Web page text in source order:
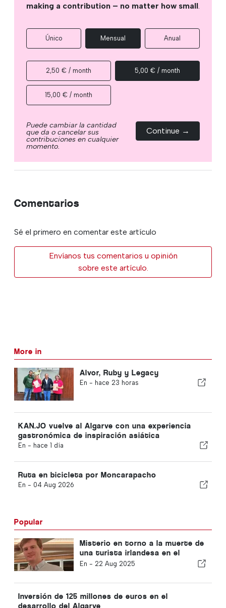
making a contribution – no matter how small.
Único Mensual Anual
2,50 € / month 5,00 € / month
15,00 € / month
Puede cambiar la cantidad
que da o cancelar sus
contribuciones en cualquier
momento.
Continue →
Comentarios
Sé el primero en comentar este artículo
Envíanos tus comentarios u opinión
sobre este artículo.
More in
Alvor, Ruby y Legacy
En - hace 23 horas
KAN.JO vuelve al Algarve con una experiencia
gastronómica de inspiración asiática
En - hace 1 día
Ruta en bicicleta por Moncarapacho
En - 04 Aug 2026
Popular
Misterio en torno a la muerte de
una turista irlandesa en el
Algarve
En - 22 Aug 2025
Inversión de 125 millones de euros en el
desarrollo del Algarve